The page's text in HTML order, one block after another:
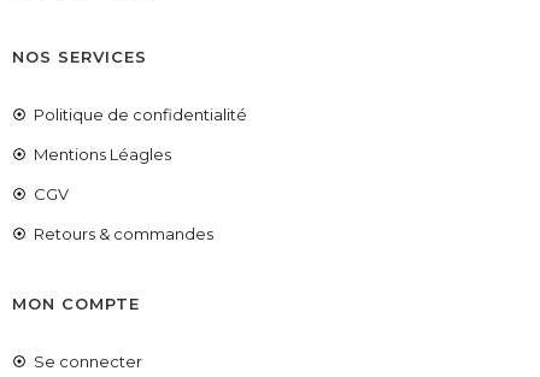
NOS SERVICES
Politique de confidentialité
Mentions Léagles
CGV
Retours & commandes
MON COMPTE
Se connecter